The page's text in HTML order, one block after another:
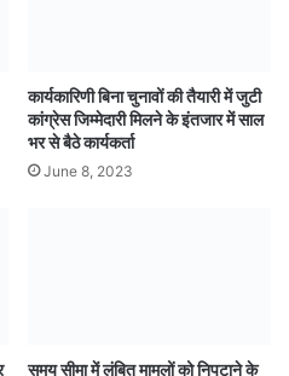
कार्यकारिणी बिना चुनावों की तैयारी में जुटी
कांग्रेस जिम्मेदारी मिलने के इंतजार में साल
भर से बैठे कार्यकर्ता
June 8, 2023
समय सीमा में लंबित मामलों को निपटाने के